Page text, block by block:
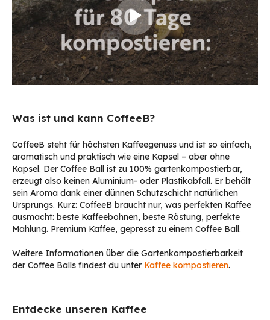
Was ist und kann CoffeeB?
CoffeeB steht für höchsten Kaffeegenuss und ist so einfach,
aromatisch und praktisch wie eine Kapsel – aber ohne
Kapsel. Der Coffee Ball ist zu 100% gartenkompostierbar,
erzeugt also keinen Aluminium- oder Plastikabfall. Er behält
sein Aroma dank einer dünnen Schutzschicht natürlichen
Ursprungs. Kurz: CoffeeB braucht nur, was perfekten Kaffee
ausmacht: beste Kaffeebohnen, beste Röstung, perfekte
Mahlung. Premium Kaffee, gepresst zu einem Coffee Ball.
Weitere Informationen über die Gartenkompostierbarkeit
der Coffee Balls findest du unter Kaffee kompostieren.
Entdecke unseren Kaffee